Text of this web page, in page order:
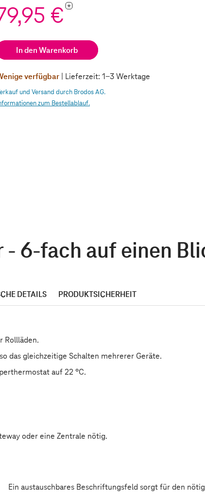
€ *
In den Warenkorb
verfügbar | Lieferzeit: 1-3 Werktage
und Versand durch Brodos AG.
zum Bestellablauf.
6-fach auf einen
DETAILS PRODUKTSICHERHEIT
Rollläden.
das gleichzeitige Schalten mehrerer Geräte.
auf 22 °C.
oder eine Zentrale nötig.
Ein austauschbares Beschriftungsfeld sorgt für den